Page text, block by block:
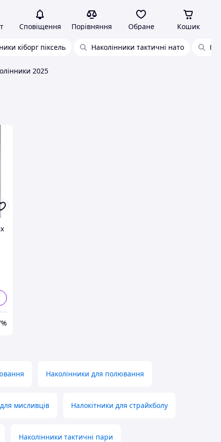
Сповіщення Порівняння Обране Кошик
кіборг піксель Наколінники тактичні нато
2025
Наколінники для полювання
мисливців Налокітники для страйкболу
Наколінники тактичні пари